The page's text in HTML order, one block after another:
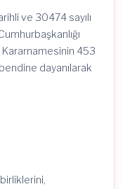
ve 30474 sayılı
Kararnamesinin 453
dayanılarak